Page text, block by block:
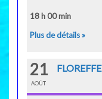
18 h 00 min
Plus de détails »
21
AOÛT
FLOREFFE